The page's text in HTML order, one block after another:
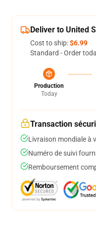
Deliver to United
Cost to ship:$6.99
Standard - Order
Production
Today
Transaction
Livraison mondiale à
Numéro de suivi
Remboursement